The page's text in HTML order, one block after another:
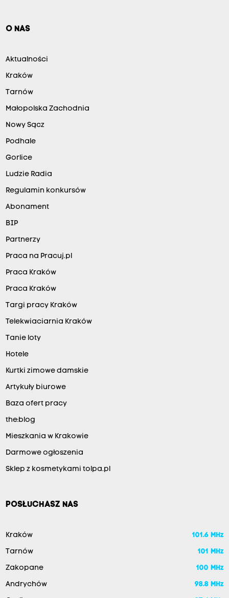
O NAS
Aktualności
Kraków
Tarnów
Małopolska Zachodnia
Nowy Sącz
Podhale
Gorlice
Ludzie Radia
Regulamin konkursów
Abonament
BIP
Partnerzy
Praca na Pracuj.pl
Praca Kraków
Praca Kraków
Targi pracy Kraków
Telekwiaciarnia Kraków
Tanie loty
Hotele
Kurtki zimowe damskie
Artykuły biurowe
Baza ofert pracy
the:blog
Mieszkania w Krakowie
Darmowe ogłoszenia
Sklep z kosmetykami tolpa.pl
POSŁUCHASZ NAS
Kraków 101.6 MHz
Tarnów 101 MHz
Zakopane 100 MHz
Andrychów 98.8 MHz